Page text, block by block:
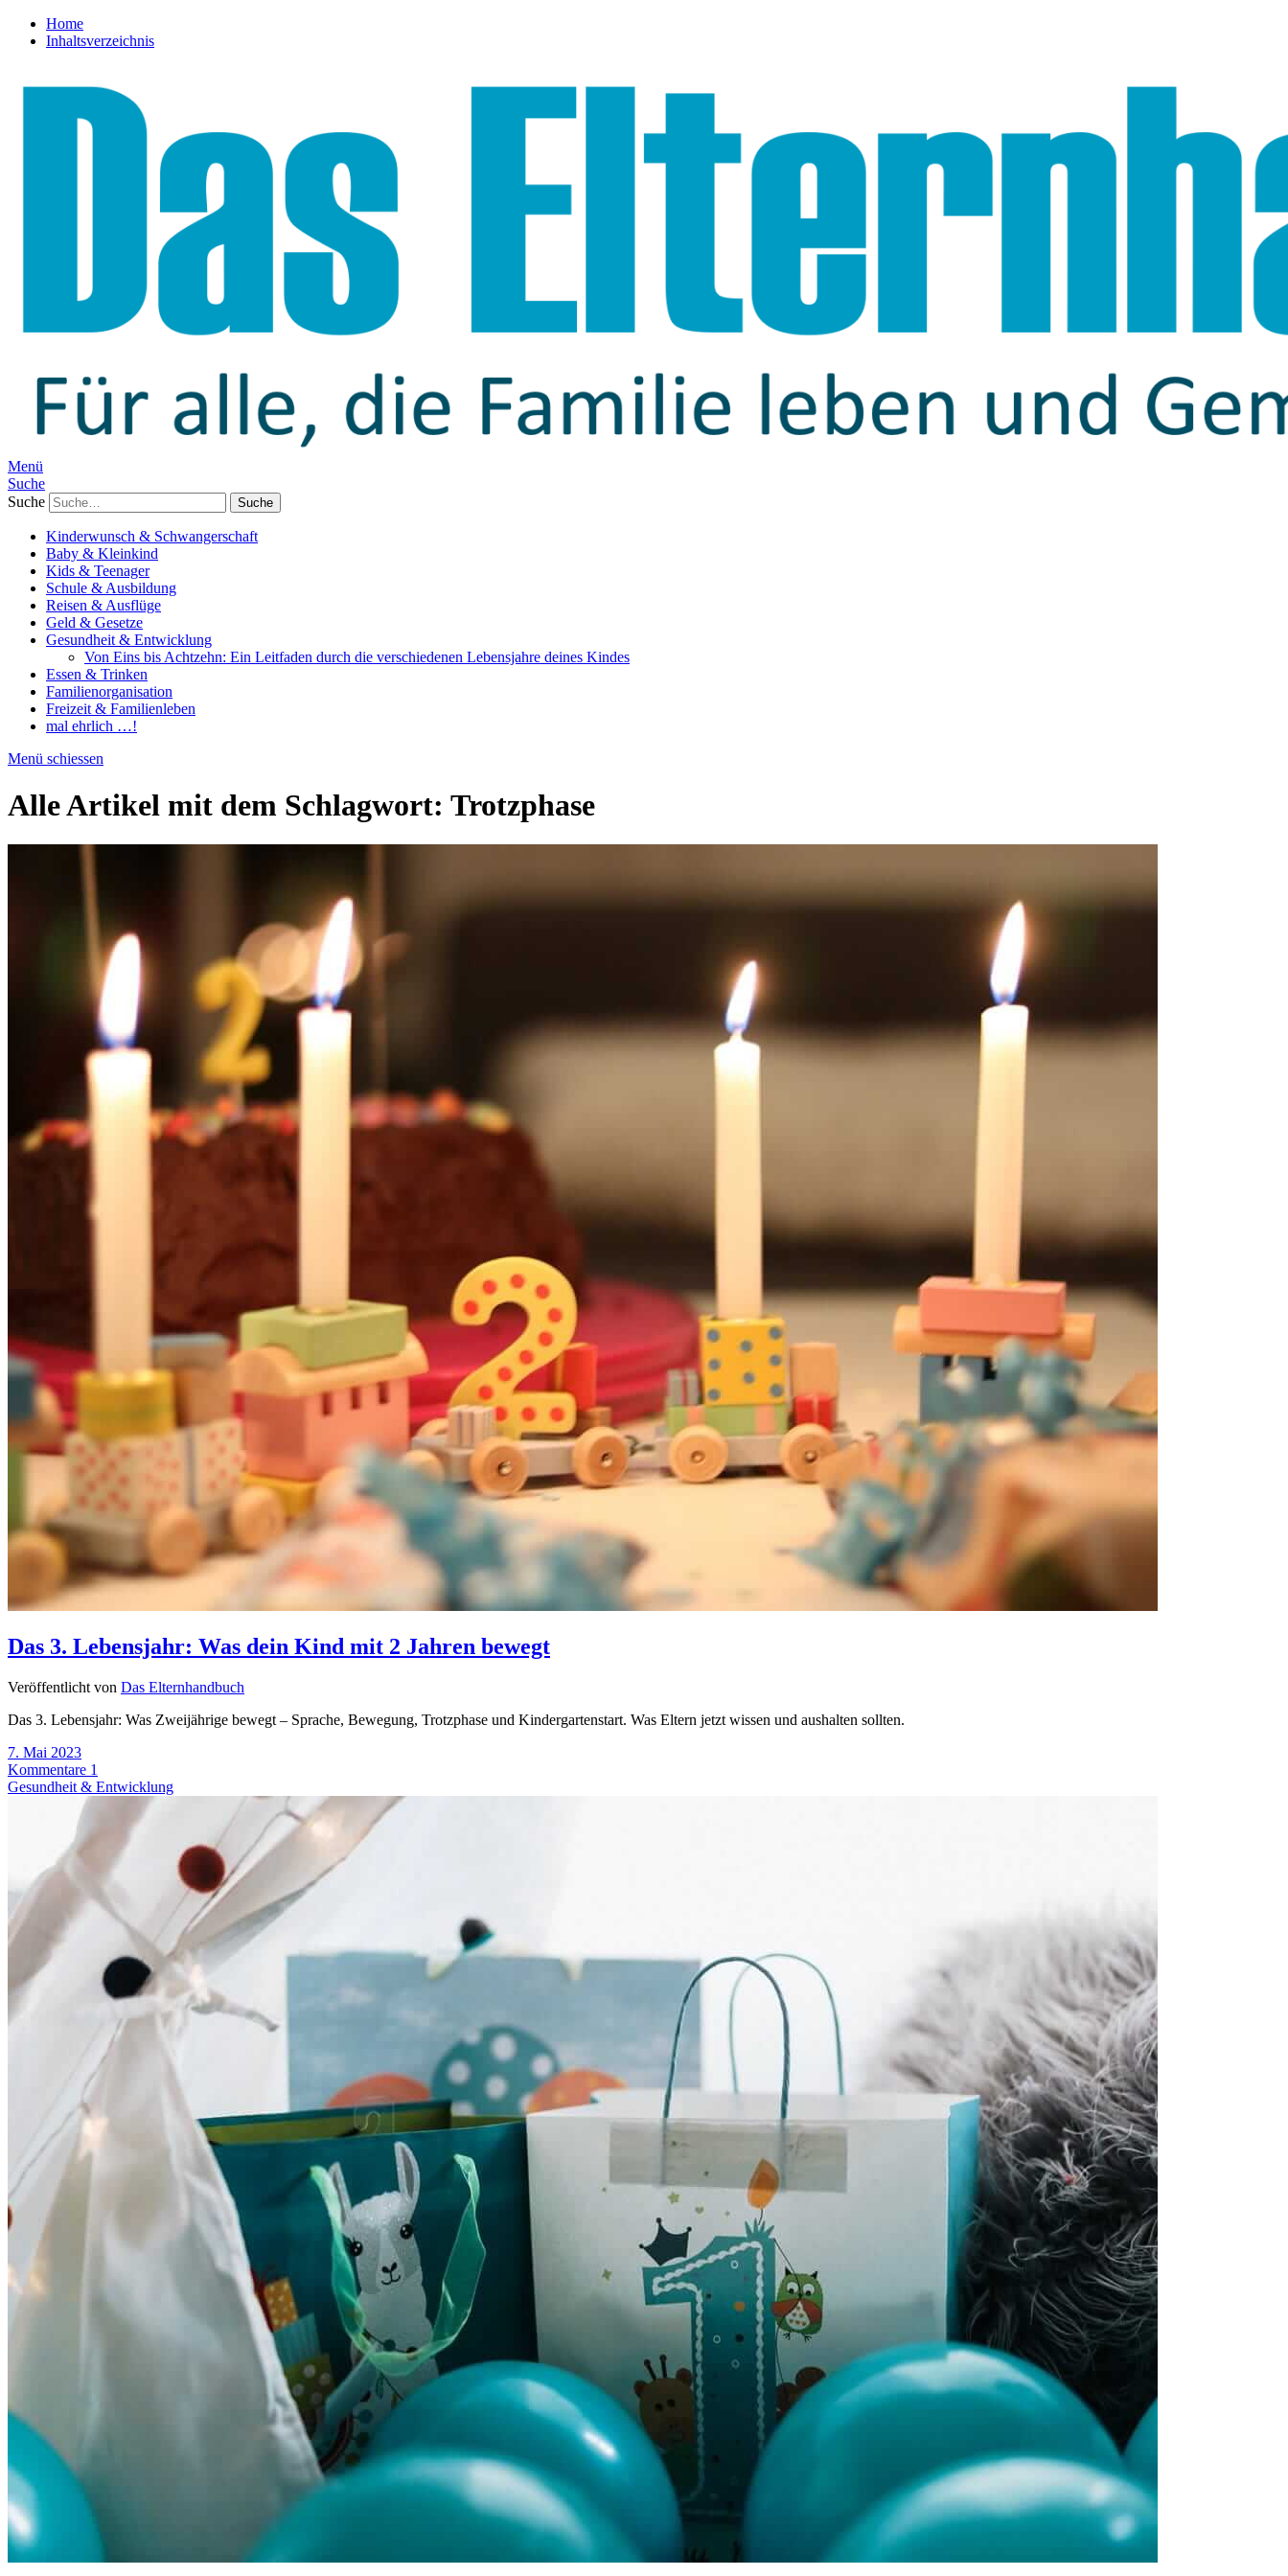
Home
Inhaltsverzeichnis
Menü
Suche
Suche
Kinderwunsch & Schwangerschaft
Baby & Kleinkind
Kids & Teenager
Schule & Ausbildung
Reisen & Ausflüge
Geld & Gesetze
Gesundheit & Entwicklung
Von Eins bis Achtzehn: Ein Leitfaden durch die verschiedenen Lebensjahre deines Kindes
Essen & Trinken
Familienorganisation
Freizeit & Familienleben
mal ehrlich …!
Menü schiessen
Alle Artikel mit dem Schlagwort: Trotzphase
Das 3. Lebensjahr: Was dein Kind mit 2 Jahren bewegt
Veröffentlicht von Das Elternhandbuch
Das 3. Lebensjahr: Was Zweijährige bewegt – Sprache, Bewegung, Trotzphase und Kindergartenstart. Was Eltern jetzt wissen und aushalten sollten.
7. Mai 2023
Kommentare 1
Gesundheit & Entwicklung